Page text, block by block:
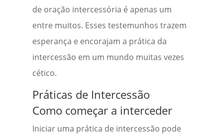
de oração intercessória é apenas um
entre muitos. Esses testemunhos trazem
esperança e encorajam a prática da
intercessão em um mundo muitas vezes
cético.
Práticas de Intercessão
Como começar a interceder
Iniciar uma prática de intercessão pode